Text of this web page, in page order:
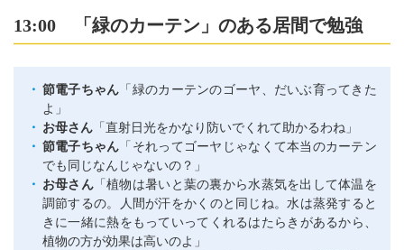
13:00 「緑のカーテン」のある居間で勉強
節電子ちゃん 「緑のカーテンのゴーヤ、だいぶ育ってきた
よ」
お母さん「直射日光をかなり防いでくれて助かるわね」
節電子ちゃん 「それってゴーヤじゃなくて本当のカーテン
でも同じなんじゃないの？」
お母さん「植物は暑いと葉の裏から水蒸気を出して体温を
調節するの。人間が汗をかくのと同じね。水は蒸発すると
きに一緒に熱をもっていってくれるはたらきがあるから、
植物の方が効果は高いのよ」